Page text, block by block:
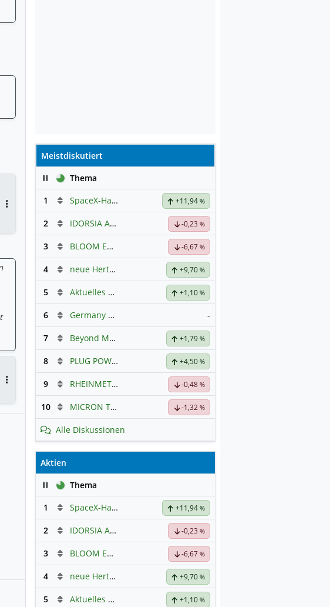
Antworten
Meistdiskutiert
PauseThema
1
SpaceX-Haupt-Hauptforum +11,94%
2 IDORSIA AG SF-,05 Hauptdiskussion
-0,23 %
3 BLOOM ENERGY A Hauptdiskussion
-6,67%
4 neue Hertz Aktie +9,70%
5 Aktuelles zu Almonty Industries +1,10%
6 Germany 40 / DAX Prognose -
7 Beyond Meat Hauptdiskussion +1,79%
8 PLUG POWER Hauptdiskussion +4,50%
9 RHEINMETALL Hauptdiskussion-0,48%
10 MICRON TECHNOLOGY Hauptdiskussion
-1,32%
Alle Diskussionen
Aktien
PauseThema
1
SpaceX-Haupt-Hauptforum +11,94%
2 IDORSIA AG SF-,05 Hauptdiskussion
-0,23 %
3 BLOOM ENERGY A Hauptdiskussion
-6,67%
4 neue Hertz Aktie +9,70%
5 Aktuelles zu Almonty Industries +1,10%